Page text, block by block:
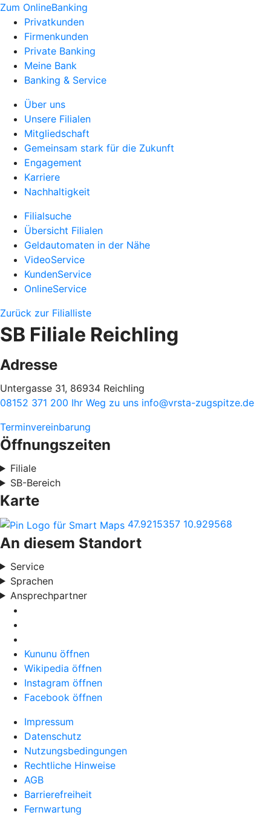
Zum OnlineBanking
Privatkunden
Firmenkunden
Private Banking
Meine Bank
Banking & Service
Über uns
Unsere Filialen
Mitgliedschaft
Gemeinsam stark für die Zukunft
Engagement
Karriere
Nachhaltigkeit
Filialsuche
Übersicht Filialen
Geldautomaten in der Nähe
VideoService
KundenService
OnlineService
Zurück zur Filialliste
SB Filiale Reichling
Adresse
Untergasse 31, 86934 Reichling
08152 371 200 Ihr Weg zu uns info@vrsta-zugspitze.de
Terminvereinbarung
Öffnungszeiten
Filiale
SB-Bereich
Karte
47.9215357 10.929568
An diesem Standort
Service
Sprachen
Ansprechpartner
Kununu öffnen
Wikipedia öffnen
Instagram öffnen
Facebook öffnen
Impressum
Datenschutz
Nutzungsbedingungen
Rechtliche Hinweise
AGB
Barrierefreiheit
Fernwartung